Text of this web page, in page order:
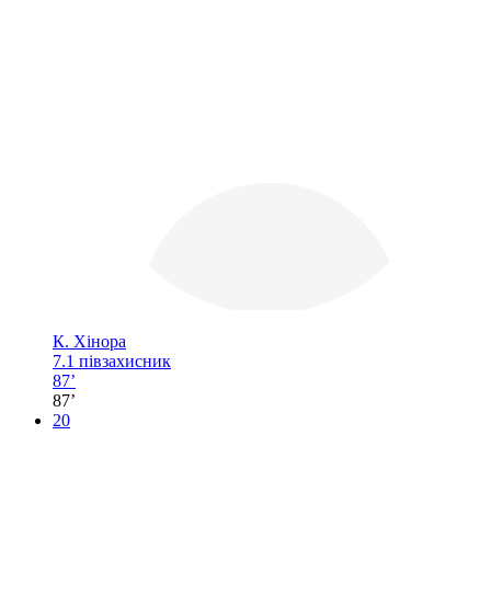
К. Хінора
7.1 півзахисник
87’
87’
20